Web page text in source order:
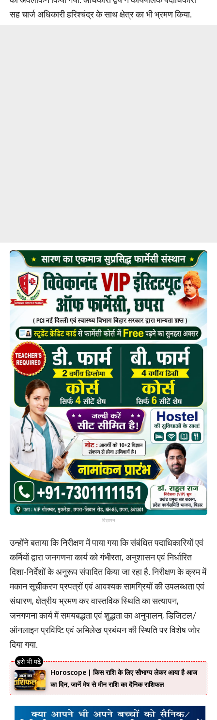
सह चार्ज अधिकारी हरिश्चंद्र के साथ क्षेत्र का भी भ्रमण किया.
विज्ञापन
उन्होंने बताया कि निरीक्षण में पाया गया कि संबंधित पदाधिकारियों एवं
कर्मियों द्वारा जनगणना कार्य को गंभीरता, अनुशासन एवं निर्धारित
दिशा-निर्देशों के अनुरूप संपादित किया जा रहा है. निरीक्षण के क्रम में
मकान सूचीकरण प्रपत्रों एवं आवश्यक सामग्रियों की उपलब्धता एवं
संधारण, क्षेत्रीय भ्रमण कर वास्तविक स्थिति का सत्यापन,
जनगणना कार्य में समयबद्धता एवं शुद्धता का अनुपालन, डिजिटल/
ऑनलाइन प्रविष्टि एवं अभिलेख प्रबंधन की स्थिति पर विशेष जोर
दिया गया.
Horoscope | किस राशि के लिए सौभाग्य लेकर आया है आज
का दिन, जानें मेष से मीन राशि का दैनिक राशिफल